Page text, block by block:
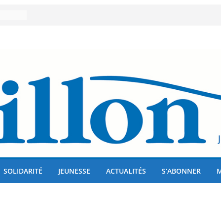
!
SOLIDARITÉ JEUNESSE ACTUALITÉS S’ABONNER